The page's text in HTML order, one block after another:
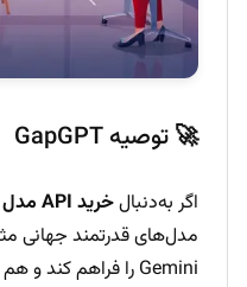
🚀 توصیه GapGPT
اگر به‌دنبالخرید API مدل زبانی
Gemini را فراهم کند و هم